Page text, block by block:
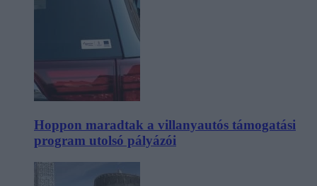
Hoppon maradtak a villanyautós támogatási
program utolsó pályázói